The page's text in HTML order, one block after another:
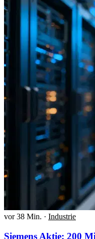
vor 38 Min. · Industrie
Siemens Aktie: 200